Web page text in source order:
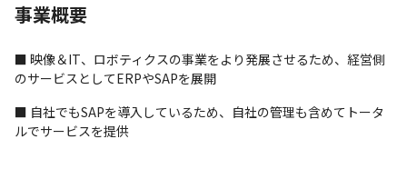
事業概要
■ 映像＆IT、ロボティクスの事業をより発展させるため、経営側
のサービスとしてERPやSAPを展開
■ 自社でもSAPを導入しているため、自社の管理も含めてトータ
ルでサービスを提供